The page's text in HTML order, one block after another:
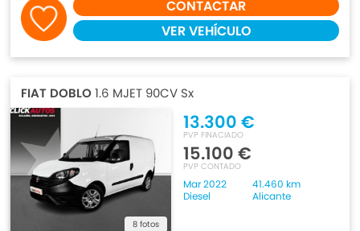
CONTACTAR
VER VEHÍCULO
FIAT DOBLO1.6 MJET 90CV Sx
8 fotos
13.300 €
PVP FINACIADO
15.100 €
PVP CONTADO
Mar 2022
41.460 km
Diesel
Alicante